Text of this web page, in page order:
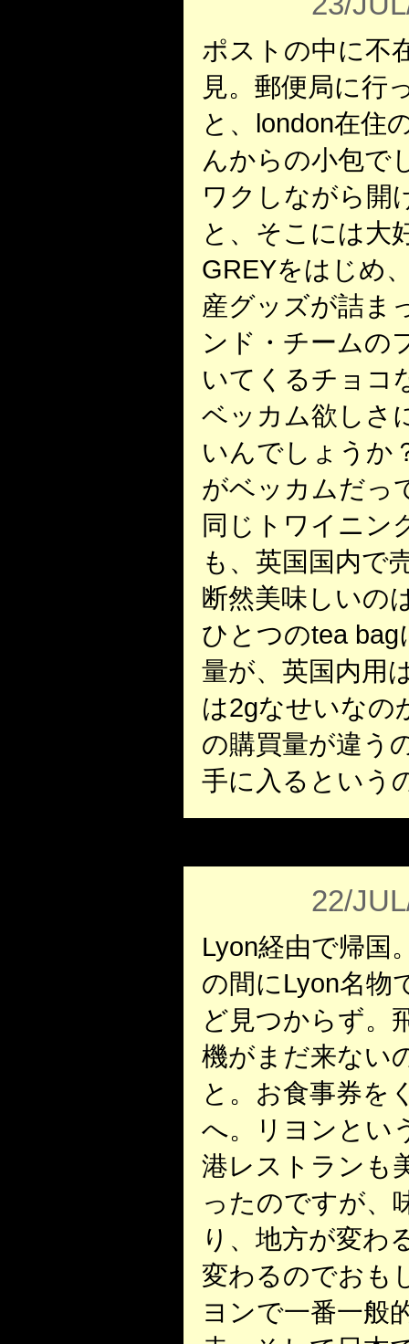
ポストの中に不
見。郵便局に行
と、london在住
んからの小包で
ワクしながら開
と、そこには大
GREYをはじめ
産グッズが詰ま
ンド・チームの
いてくるチョコ
ベッカム欲しさ
いんでしょうか
がベッカムだっ
同じトワイニン
も、英国国内で
断然美味しいの
ひとつのtea
量が、英国内用
は2gなせいなの
の購買量が違う
手に入るという
22/
Lyon経由で帰国
の間にLyon名物
ど見つからず。
機がまだ来ない
と。お食事券を
へ。リヨンとい
港レストランも
ったのですが、
り、地方が変わ
変わるのでおも
ヨンで一番一般